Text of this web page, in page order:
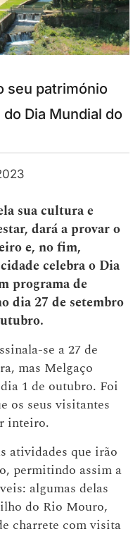
seu património
Dia Mundial do
sua cultura e
dará a provar o
e, no fim,
celebra o Dia
programa de
dia 27 de setembro
se a 27 de
mas Melgaço
1 de outubro. Foi
os seus visitantes
inteiro.
atividades que irão
permitindo assim a
algumas delas
do Rio Mouro,
charrete com visita